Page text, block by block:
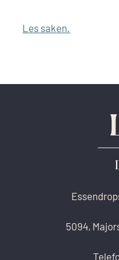
Les saken.
5094,